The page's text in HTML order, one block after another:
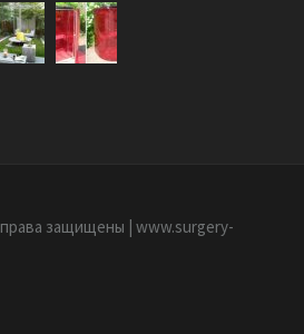
защищены | www.surgery-